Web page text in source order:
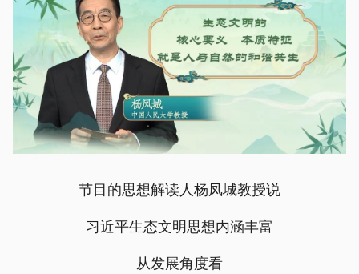
节目的思想解读人杨凤城教授说
习近平生态文明思想内涵丰富
从发展角度看